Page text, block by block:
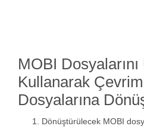
MOBI
Kullanarak
Dosyalarına
Dönüştürülecek MOBI